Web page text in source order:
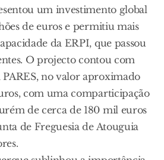
um investimento global
de euros e permitiu mais
da ERPI, que passou
O projecto contou com
no valor aproximado
com uma comparticipação
de cerca de 180 mil euros
de Freguesia de Atouguia